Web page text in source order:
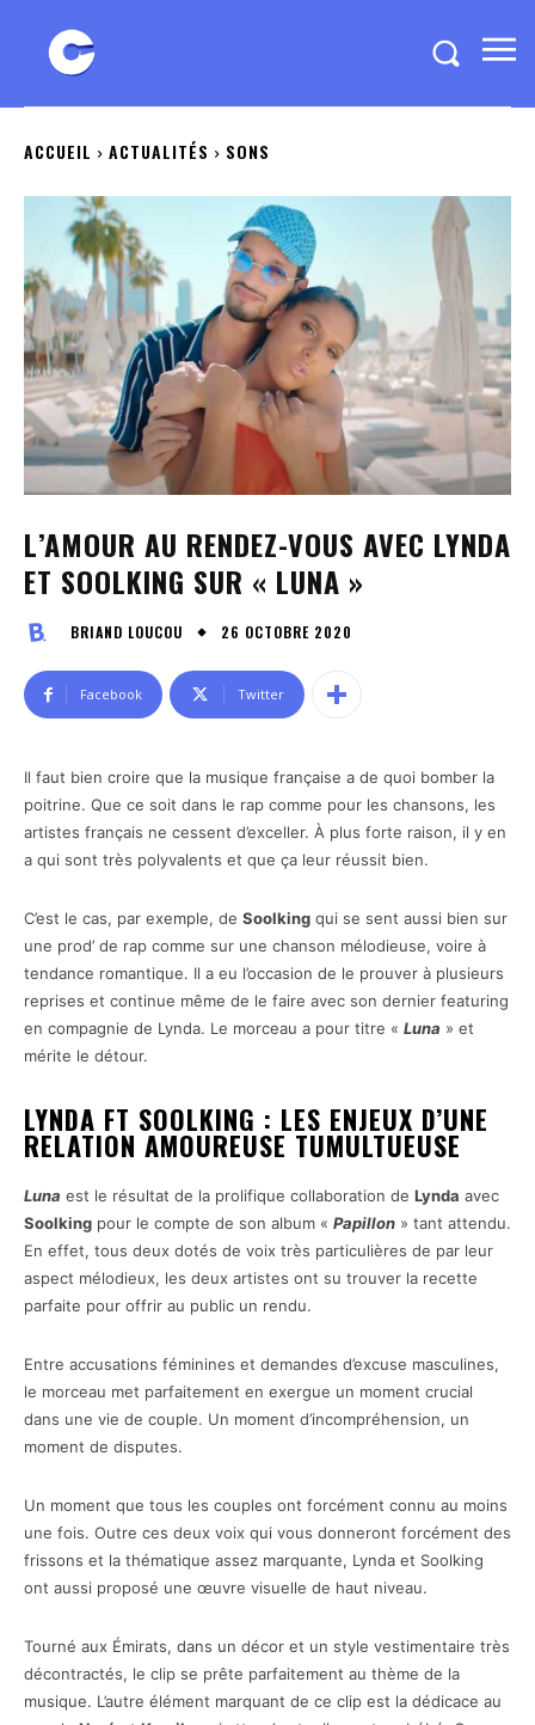
ACCUEIL ACTUALITÉS SONS
L’AMOUR AU RENDEZ-VOUS AVEC LYNDA
ET SOOLKING SUR « LUNA »
BRIAND LOUCOU 26 OCTOBRE 2020
Facebook Twitter
Il faut bien croire que la musique française a de quoi bomber la
poitrine. Que ce soit dans le rap comme pour les chansons, les
artistes français ne cessent d’exceller. À plus forte raison, il y en
a qui sont très polyvalents et que ça leur réussit bien.
C’est le cas, par exemple, de Soolking qui se sent aussi bien sur
une prod’ de rap comme sur une chanson mélodieuse, voire à
tendance romantique. Il a eu l’occasion de le prouver à plusieurs
reprises et continue même de le faire avec son dernier featuring
en compagnie de Lynda. Le morceau a pour titre « Luna » et
mérite le détour.
LYNDA FT SOOLKING : LES ENJEUX D’UNE
RELATION AMOUREUSE TUMULTUEUSE
Luna est le résultat de la prolifique collaboration de Lynda avec
Soolking pour le compte de son album « Papillon » tant attendu.
En effet, tous deux dotés de voix très particulières de par leur
aspect mélodieux, les deux artistes ont su trouver la recette
parfaite pour offrir au public un rendu.
Entre accusations féminines et demandes d’excuse masculines,
le morceau met parfaitement en exergue un moment crucial
dans une vie de couple. Un moment d’incompréhension, un
moment de disputes.
Un moment que tous les couples ont forcément connu au moins
une fois. Outre ces deux voix qui vous donneront forcément des
frissons et la thématique assez marquante, Lynda et Soolking
ont aussi proposé une œuvre visuelle de haut niveau.
Tourné aux Émirats, dans un décor et un style vestimentaire très
décontractés, le clip se prête parfaitement au thème de la
musique. L’autre élément marquant de ce clip est la dédicace au